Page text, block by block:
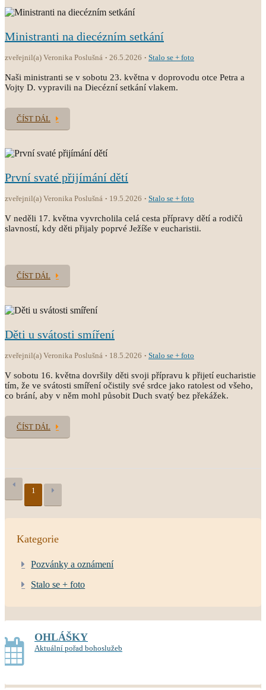
Ministranti na diecézním setkání
zveřejnil(a) Veronika Poslušná 26.5.2026 Stalo se + foto
Naši ministranti se v sobotu 23. května v doprovodu otce Petra a
Vojty D. vypravili na Diecézní setkání vlakem.
ČÍST DÁL
První svaté přijímání dětí
zveřejnil(a) Veronika Poslušná 19.5.2026 Stalo se + foto
V neděli 17. května vyvrcholila celá cesta přípravy dětí a rodičů
slavností, kdy děti přijaly poprvé Ježíše v eucharistii.
ČÍST DÁL
Děti u svátosti smíření
zveřejnil(a) Veronika Poslušná 18.5.2026 Stalo se + foto
V sobotu 16. května dovršily děti svoji přípravu k přijetí eucharistie
tím, že ve svátosti smíření očistily své srdce jako ratolest od všeho,
co brání, aby v něm mohl působit Duch svatý bez překážek.
ČÍST DÁL
1
Kategorie
Pozvánky a oznámení
Stalo se + foto
OHLÁŠKY
Aktuální pořad bohoslužeb